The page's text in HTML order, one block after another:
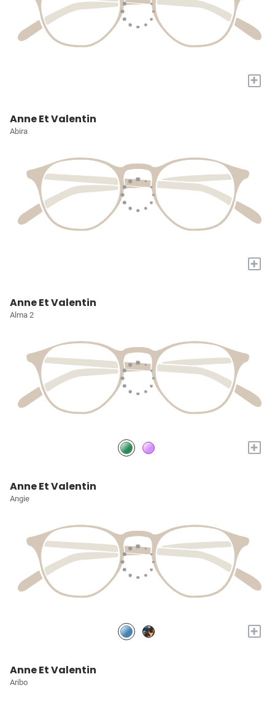
+
Anne Et Valentin
Abira
+
Anne Et Valentin
Alma 2
+
Anne Et Valentin
Angie
+
Anne Et Valentin
Aribo